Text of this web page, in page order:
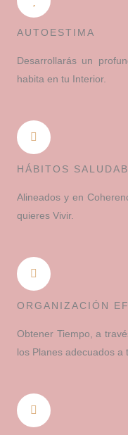
AUTOESTIMA
Desarrollarás un
habita en tu Interior.
HÁBITOS
Alineados y en
quieres Vivir.
ORGANIZACIÓN
Obtener Tiempo, a
los Planes adecuados a